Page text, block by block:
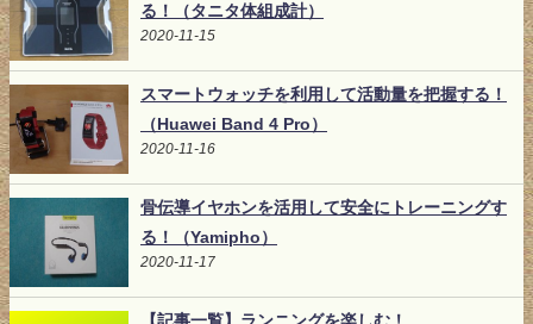
る！（タニタ体組成計）
2020-11-15
スマートウォッチを利用して活動量を把握する！
（Huawei Band 4 Pro）
2020-11-16
骨伝導イヤホンを活用して安全にトレーニングす
る！（Yamipho）
2020-11-17
【記事一覧】ランニングを楽しむ！